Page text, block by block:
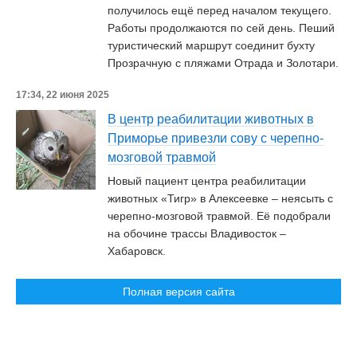
получилось ещё перед началом текущего.
Работы продолжаются по сей день. Пеший
туристический маршрут соединит бухту
Прозрачную с пляжами Отрада и Золотари.
17:34, 22 июня 2025
В центр реабилитации животных в
Приморье привезли сову с черепно-
мозговой травмой
Новый пациент центра реабилитации
животных «Тигр» в Алексеевке – неясыть с
черепно-мозговой травмой. Её подобрали
на обочине трассы Владивосток –
Хабаровск.
Полная версия сайта